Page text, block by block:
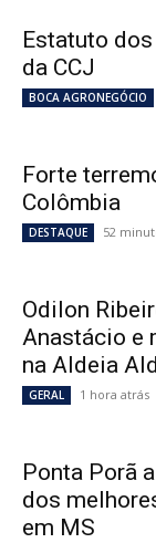
Estatuto dos
da CCJ
BOCA AGRONEGÓCIO
Forte
Colômbia
DESTAQUE 52
Odilon
Anastácio e
na Aldeia
GERAL 1 hora atrás
Ponta Porã
dos
em MS